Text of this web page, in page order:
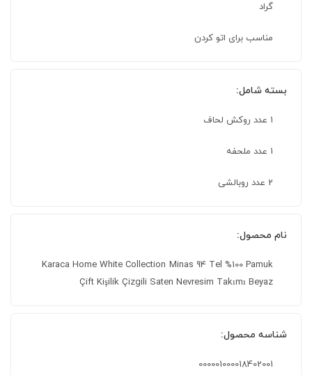
گراد
مناسب برای اتو کردن
بسته شامل:
1 عدد روکش لحاف
1 عدد ملحفه
2 عدد روبالشی
نام محصول:
Karaca Home White Collection Minas 94 Tel %100 Pamuk
Çift Kişilik Çizgili Saten Nevresim Takımı Beyaz
شناسه محصول:
000001000018402001